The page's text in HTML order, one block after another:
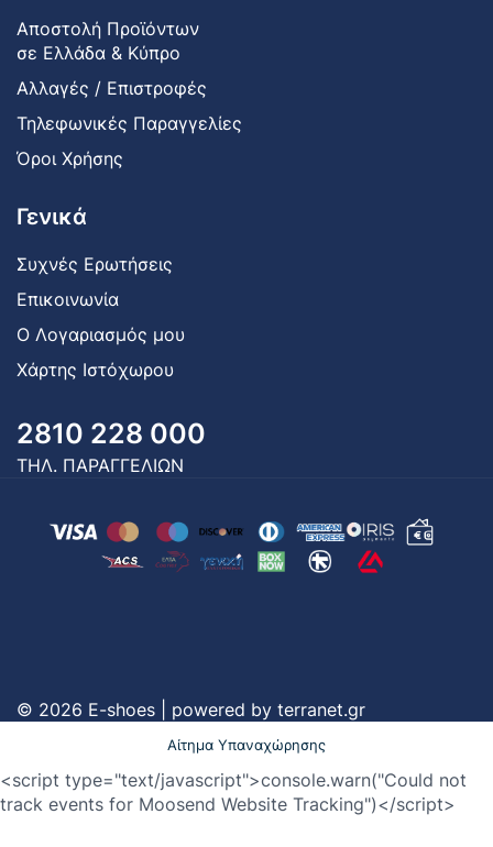
Αποστολή Προϊόντων
σε Ελλάδα & Κύπρο
Αλλαγές / Επιστροφές
Τηλεφωνικές Παραγγελίες
Όροι Χρήσης
Γενικά
Συχνές Ερωτήσεις
Επικοινωνία
Ο Λογαριασμός μου
Χάρτης Ιστόχωρου
2810 228 000
ΤΗΛ. ΠΑΡΑΓΓΕΛΙΩΝ
© 2026 E-shoes | powered by terranet.gr
Αίτημα Υπαναχώρησης
<script type="text/javascript">console.warn("Could not
track events for Moosend Website Tracking")</script>